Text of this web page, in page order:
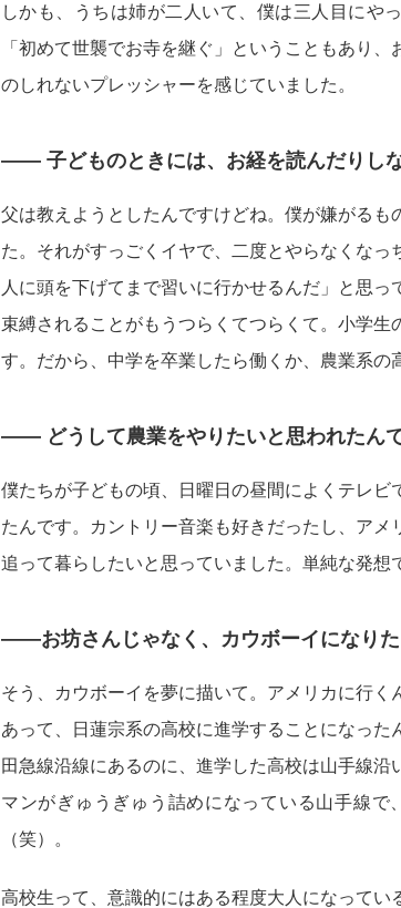
しかも、うちは姉が二人いて、僕は三人目にや
「初めて世襲でお寺を継ぐ」ということもあり
のしれないプレッシャーを感じていました。
—— 子どものときには、お経を読んだりしな
父は教えようとしたんですけどね。僕が嫌がる
た。それがすっごくイヤで、二度とやらなくなっ
人に頭を下げてまで習いに行かせるんだ」と思
束縛されることがもうつらくてつらくて。小学
す。だから、中学を卒業したら働くか、農業系の
—— どうして農業をやりたいと思われたん
僕たちが子どもの頃、日曜日の昼間によくテレ
たんです。カントリー音楽も好きだったし、ア
追って暮らしたいと思っていました。単純な発想
——お坊さんじゃなく、カウボーイになりた
そう、カウボーイを夢に描いて。アメリカに行
あって、日蓮宗系の高校に進学することになっ
田急線沿線にあるのに、進学した高校は山手線
マンがぎゅうぎゅう詰めになっている山手線
（笑）。
高校生って、意識的にはある程度大人になって